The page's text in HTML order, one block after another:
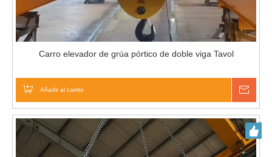
Carro elevador de grúa pórtico de doble viga Tavol
Añadir al carrito